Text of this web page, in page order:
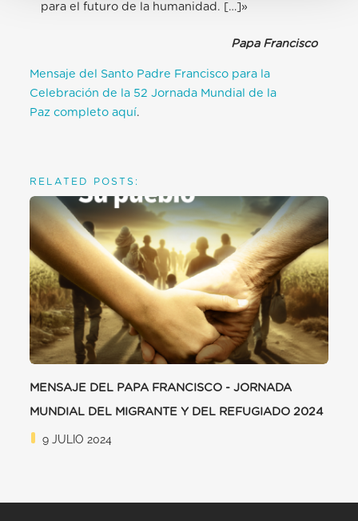
para el futuro de la humanidad. […]»
Papa Francisco
Mensaje del Santo Padre Francisco para la
Celebración de la 52 Jornada Mundial de la
Paz completo aquí.
RELATED POSTS:
MENSAJE DEL PAPA FRANCISCO - JORNADA
MUNDIAL DEL MIGRANTE Y DEL REFUGIADO 2024
9 JULIO 2024